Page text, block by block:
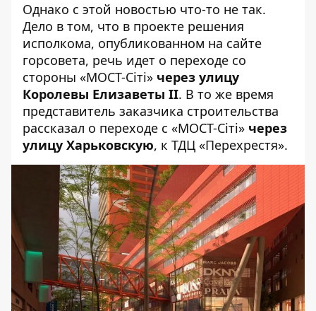
Однако с этой новостью что-то не так.
Дело в том, что в проекте решения
исполкома, опубликованном на сайте
горсовета, речь идет о переходе со
стороны «МОСТ-Сіті» через улицу
Королевы Елизаветы ІІ. В то же время
представитель заказчика строительства
рассказал о переходе с «МОСТ-Сіті» через
улицу Харьковскую, к ТДЦ «Перехрестя».